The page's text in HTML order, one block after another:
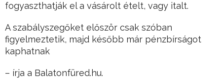
fogyaszthatják el a vásárolt ételt, vagy italt.
A szabályszegőket először csak szóban
figyelmeztetik, majd később már pénzbírságot
kaphatnak
– írja a Balatonfüred.hu.